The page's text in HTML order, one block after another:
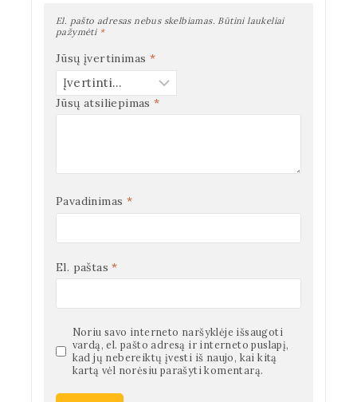
El. pašto adresas nebus skelbiamas. Būtini laukeliai
pažymėti *
Jūsų įvertinimas *
Jūsų atsiliepimas*
Pavadinimas *
El. paštas*
Noriu savo interneto naršyklėje išsaugoti
vardą, el. pašto adresą ir interneto puslapį,
kad jų nebereiktų įvesti iš naujo, kai kitą
kartą vėl norėsiu parašyti komentarą.